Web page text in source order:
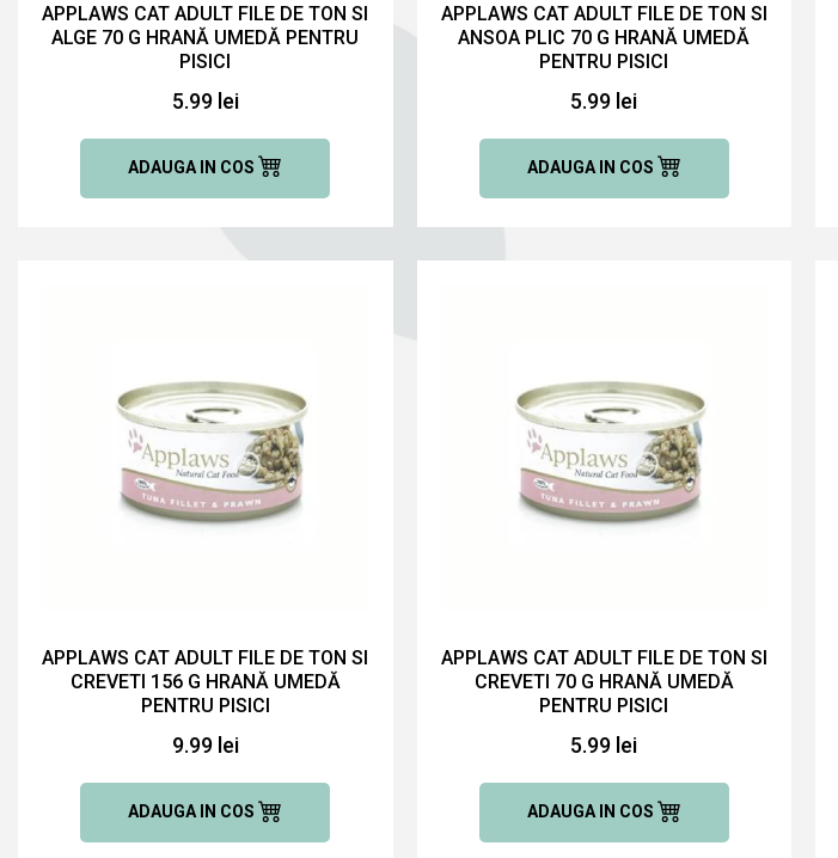
APPLAWS CAT ADULT FILE DE TON SI
ALGE 70 G HRANĂ UMEDĂ PENTRU
PISICI
5.99 lei
ADAUGA IN COS
APPLAWS CAT ADULT FILE DE TON SI
ANSOA PLIC 70 G HRANĂ UMEDĂ
PENTRU PISICI
5.99 lei
ADAUGA IN COS
APPLAWS CAT ADULT FILE DE TON SI
CREVETI 156 G HRANĂ UMEDĂ
PENTRU PISICI
9.99 lei
ADAUGA IN COS
APPLAWS CAT ADULT FILE DE TON SI
CREVETI 70 G HRANĂ UMEDĂ
PENTRU PISICI
5.99 lei
ADAUGA IN COS